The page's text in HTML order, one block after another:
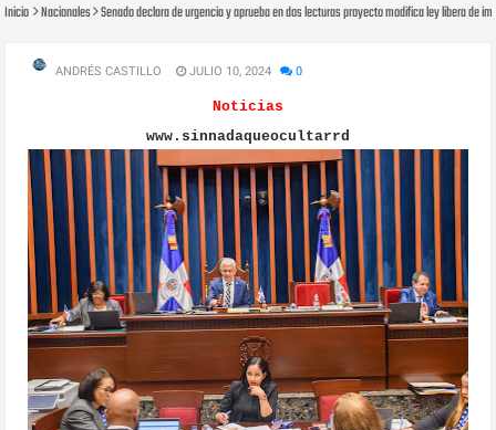
Inicio Nacionales Senado declara de urgencia y aprueba en dos lecturas proyecto modifica ley libera de
ANDRÉS CASTILLO JULIO 10, 2024 0
Noticias
www.sinnadaqueocultarrd